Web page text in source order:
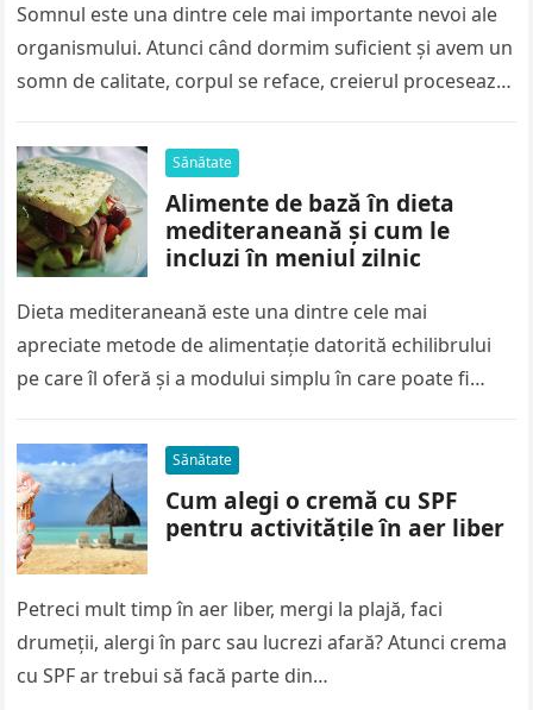
Somnul este una dintre cele mai importante nevoi ale
organismului. Atunci când dormim suficient și avem un
somn de calitate, corpul se reface, creierul procesează
Sănătate
Alimente de bază în dieta
mediteraneană și cum le
incluzi în meniul zilnic
Dieta mediteraneană este una dintre cele mai
apreciate metode de alimentație datorită echilibrului
pe care îl oferă și a modului simplu în care poate fi
Sănătate
Cum alegi o cremă cu SPF
pentru activitățile în aer liber
Petreci mult timp în aer liber, mergi la plajă, faci
drumeții, alergi în parc sau lucrezi afară? Atunci crema
cu SPF ar trebui să facă parte din…